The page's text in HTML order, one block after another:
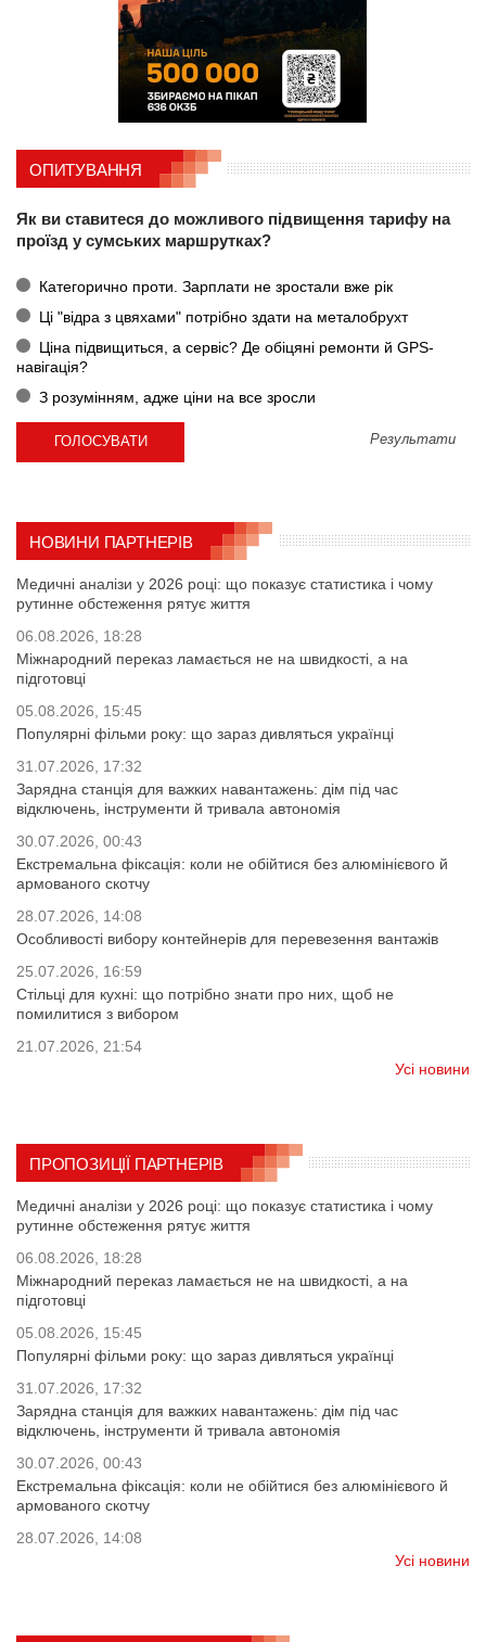
ОПИТУВАННЯ
Як ви ставитеся до можливого підвищення тарифу на
проїзд у сумських маршрутках?
Категорично проти. Зарплати не зростали вже рік
Ці "відра з цвяхами" потрібно здати на металобрухт
Ціна підвищиться, а сервіс? Де обіцяні ремонти й GPS-
навігація?
З розумінням, адже ціни на все зросли
Результати
НОВИНИ ПАРТНЕРІВ
Медичні аналізи у 2026 році: що показує статистика і чому
рутинне обстеження рятує життя
06.08.2026, 18:28
Міжнародний переказ ламається не на швидкості, а на
підготовці
05.08.2026, 15:45
Популярні фільми року: що зараз дивляться українці
31.07.2026, 17:32
Зарядна станція для важких навантажень: дім під час
відключень, інструменти й тривала автономія
30.07.2026, 00:43
Екстремальна фіксація: коли не обійтися без алюмінієвого й
армованого скотчу
28.07.2026, 14:08
Особливості вибору контейнерів для перевезення вантажів
25.07.2026, 16:59
Стільці для кухні: що потрібно знати про них, щоб не
помилитися з вибором
21.07.2026, 21:54
Усі новини
ПРОПОЗИЦІЇ ПАРТНЕРІВ
Медичні аналізи у 2026 році: що показує статистика і чому
рутинне обстеження рятує життя
06.08.2026, 18:28
Міжнародний переказ ламається не на швидкості, а на
підготовці
05.08.2026, 15:45
Популярні фільми року: що зараз дивляться українці
31.07.2026, 17:32
Зарядна станція для важких навантажень: дім під час
відключень, інструменти й тривала автономія
30.07.2026, 00:43
Екстремальна фіксація: коли не обійтися без алюмінієвого й
армованого скотчу
28.07.2026, 14:08
Усі новини